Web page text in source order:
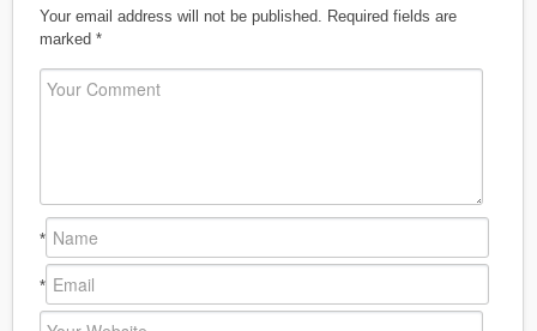
Your email address will not be published.
Required fields are
marked *
*
*